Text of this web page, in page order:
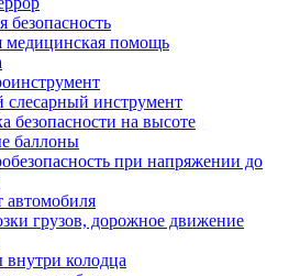
безопасность
медицинская помощь
слесарный инструмент
безопасности на высоте
баллоны
при напряжении до
автомобиля
грузов, дорожное движение
внутри колодца